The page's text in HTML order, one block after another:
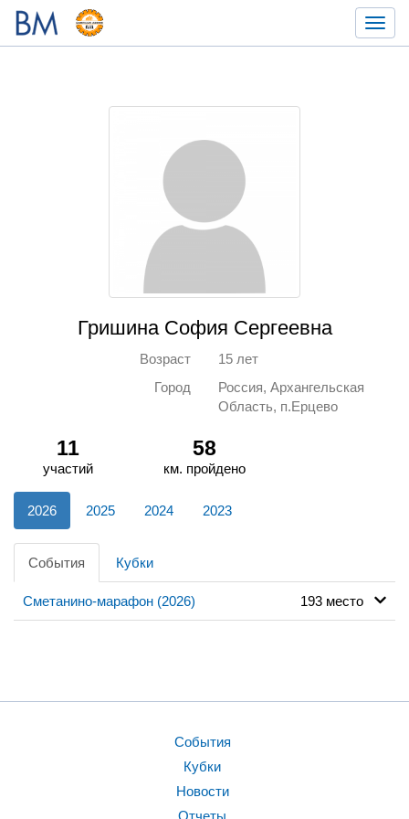
Гришина София Сергеевна
Возраст
15 лет
Город
Россия, Архангельская
Область, п.Ерцево
11
участий
58
км. пройдено
2026 2025 2024 2023
События Кубки
Сметанино-марафон (2026) 193 место
События
Кубки
Новости
Отчеты